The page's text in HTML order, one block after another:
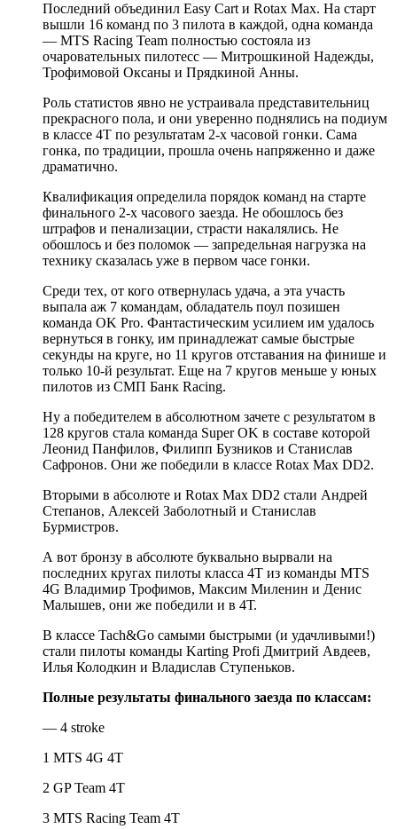
Последний объединил Easy Cart и Rotax Max. На старт
вышли 16 команд по 3 пилота в каждой, одна команда
— MTS Racing Team полностью состояла из
очаровательных пилотесс — Митрошкиной Надежды,
Трофимовой Оксаны и Прядкиной Анны.
Роль статистов явно не устраивала представительниц
прекрасного пола, и они уверенно поднялись на подиум
в классе 4Т по результатам 2-х часовой гонки. Сама
гонка, по традиции, прошла очень напряженно и даже
драматично.
Квалификация определила порядок команд на старте
финального 2-х часового заезда. Не обошлось без
штрафов и пенализации, страсти накалялись. Не
обошлось и без поломок — запредельная нагрузка на
технику сказалась уже в первом часе гонки.
Среди тех, от кого отвернулась удача, а эта участь
выпала аж 7 командам, обладатель поул позишен
команда OK Pro. Фантастическим усилием им удалось
вернуться в гонку, им принадлежат самые быстрые
секунды на круге, но 11 кругов отставания на финише и
только 10-й результат. Еще на 7 кругов меньше у юных
пилотов из СМП Банк Racing.
Ну а победителем в абсолютном зачете с результатом в
128 кругов стала команда Super OK в составе которой
Леонид Панфилов, Филипп Бузников и Станислав
Сафронов. Они же победили в классе Rotax Max DD2.
Вторыми в абсолюте и Rotax Max DD2 стали Андрей
Степанов, Алексей Заболотный и Станислав
Бурмистров.
А вот бронзу в абсолюте буквально вырвали на
последних кругах пилоты класса 4Т из команды MTS
4G Владимир Трофимов, Максим Миленин и Денис
Малышев, они же победили и в 4Т.
В классе Tach&Go самыми быстрыми (и удачливыми!)
стали пилоты команды Karting Profi Дмитрий Авдеев,
Илья Колодкин и Владислав Ступеньков.
Полные результаты финального заезда по классам:
— 4 stroke
1 MTS 4G 4T
2 GP Team 4T
3 MTS Racing Team 4T